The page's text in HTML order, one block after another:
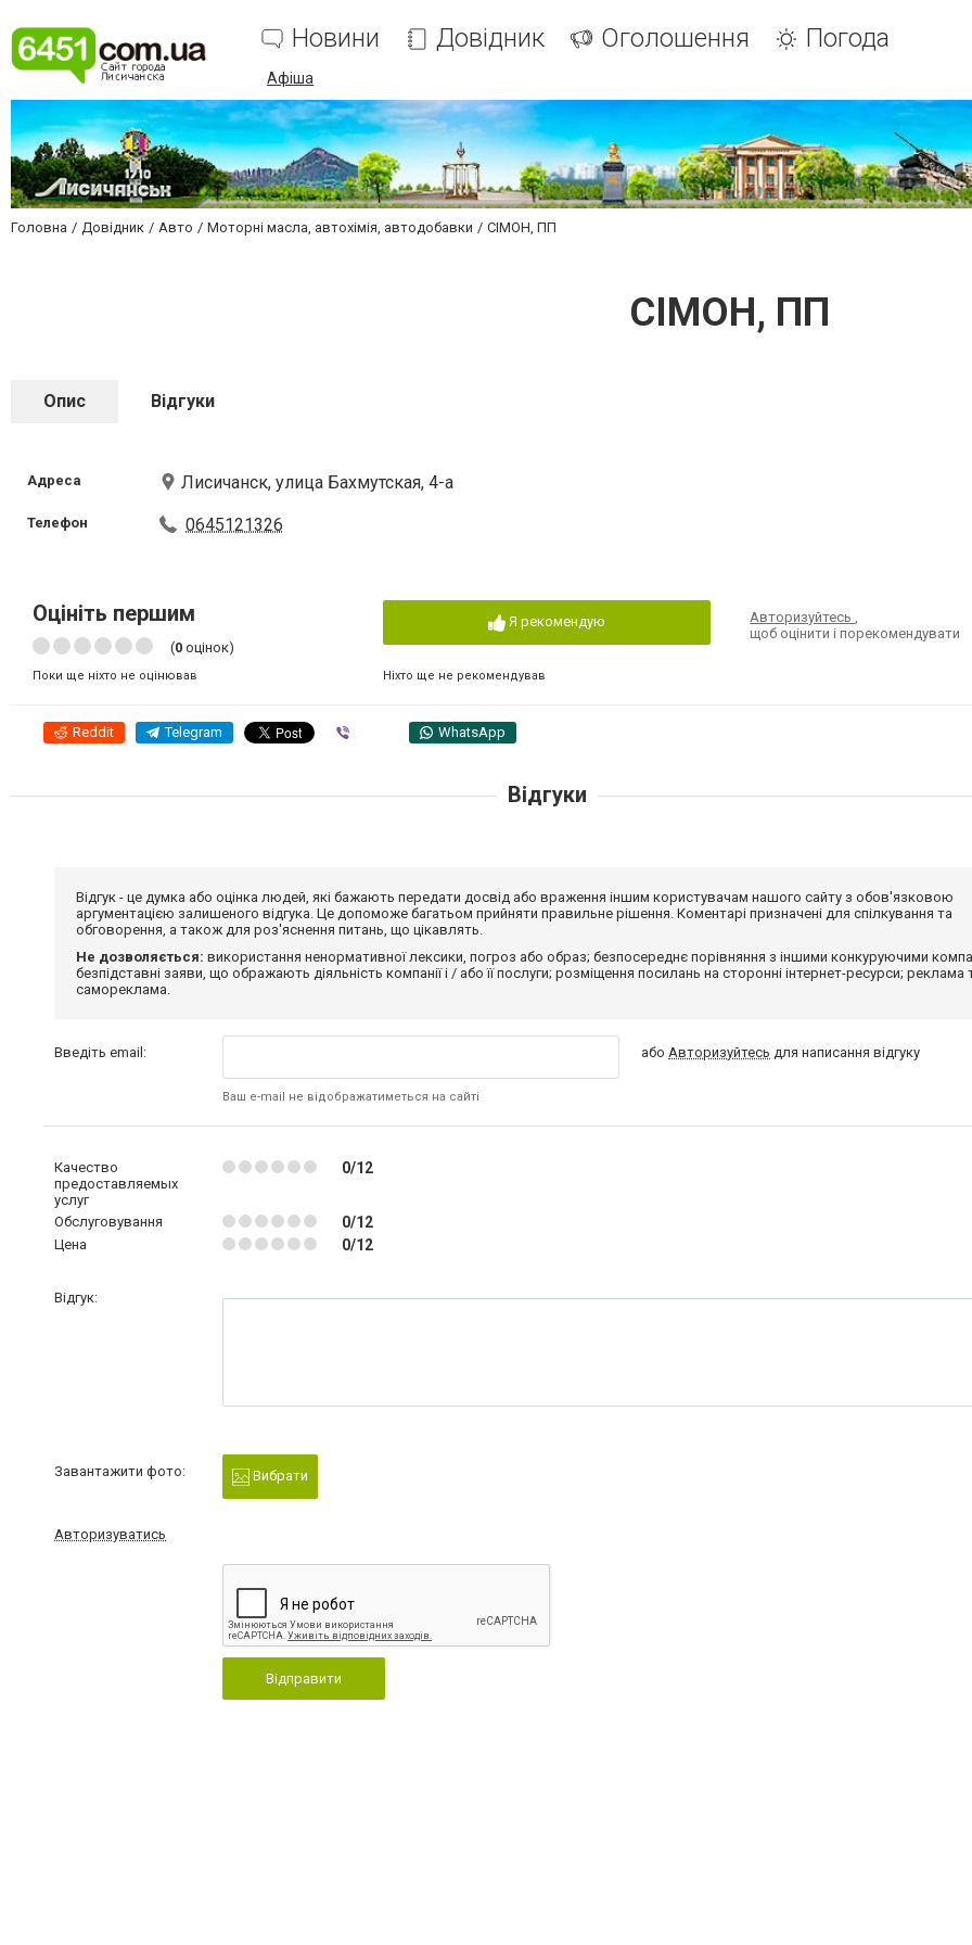
Новини Довідник Оголошення Погода
Афіша
Головна Довідник Авто Моторні масла, автохімія, автодобавки СІМОН, ПП
СІМОН, ПП
Опис Відгуки
Адреса Лисичанск, улица Бахмутская, 4-а
Телефон 0645121326
Оцініть першим
(0 оцінок)
Поки ще ніхто не оцінював
Я рекомендую
Ніхто ще не рекомендував
Авторизуйтесь,
щоб оцінити і порекомендувати
Reddit Telegram WhatsApp
Відгуки
Відгук - це думка або оцінка людей, які бажають передати досвід або враження іншим користувачам нашого сайту з обов'язковою
аргументацією залишеного відгука. Це допоможе багатьом прийняти правильне рішення. Коментарі призначені для спілкування та
обговорення, а також для роз'яснення питань, що цікавлять.
Не дозволяється: використання ненормативної лексики, погроз або образ; безпосереднє порівняння з іншими конкуруючими
безпідставні заяви, що ображають діяльність компанії і / або її послуги; розміщення посилань на сторонні інтернет-ресурси; реклама
самореклама.
Введіть email:
Ваш e-mail не відображатиметься на сайті
абоАвторизуйтесь для написання відгуку
Качество
предоставляемых
услуг
0/12
Обслуговування 0/12
Цена 0/12
Відгук:
Завантажити фото: Вибрати
Авторизуватись
Відправити